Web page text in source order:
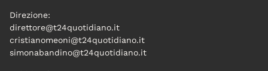
Direzione:
direttore@t24quotidiano.it
cristianomeoni@t24quotidiano.it
simonabandino@t24quotidiano.it